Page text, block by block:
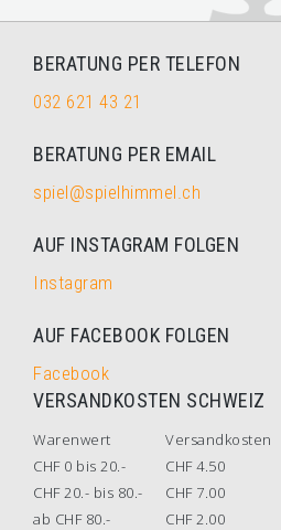
BERATUNG PER TELEFON
032 621 43 21
BERATUNG PER EMAIL
spiel@spielhimmel.ch
AUF INSTAGRAM FOLGEN
Instagram
AUF FACEBOOK FOLGEN
Facebook
VERSANDKOSTEN SCHWEIZ
Warenwert
Versandkosten
CHF 0 bis 20.-
CHF 4.50
CHF 20.- bis 80.-
CHF 7.00
ab CHF 80.-
CHF 2.00